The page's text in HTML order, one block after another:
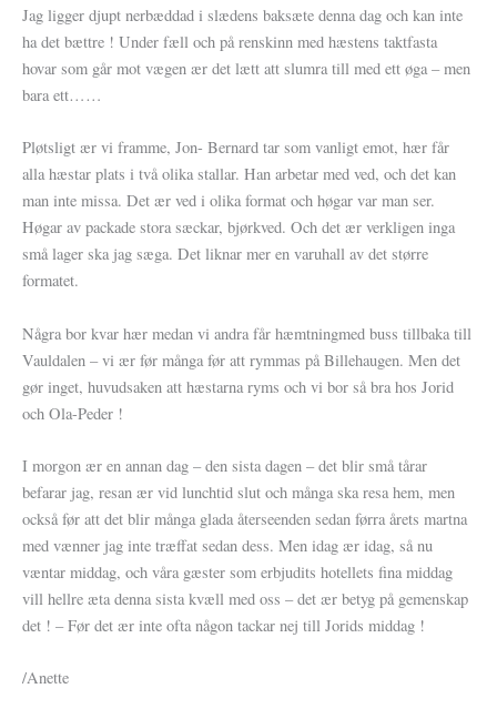
Jag ligger djupt nerbæddad i slædens baksæte denna dag och kan inte
ha det bættre ! Under fæll och på renskinn med hæstens taktfasta
hovar som går mot vægen ær det lætt att slumra till med ett øga – men
bara ett……
Pløtsligt ær vi framme, Jon- Bernard tar som vanligt emot, hær får
alla hæstar plats i två olika stallar. Han arbetar med ved, och det kan
man inte missa. Det ær ved i olika format och høgar var man ser.
Høgar av packade stora sæckar, bjørkved. Och det ær verkligen inga
små lager ska jag sæga. Det liknar mer en varuhall av det større
formatet.
Några bor kvar hær medan vi andra får hæmtningmed buss tillbaka till
Vauldalen – vi ær før många før att rymmas på Billehaugen. Men det
gør inget, huvudsaken att hæstarna ryms och vi bor så bra hos Jorid
och Ola-Peder !
I morgon ær en annan dag – den sista dagen – det blir små tårar
befarar jag, resan ær vid lunchtid slut och många ska resa hem, men
också før att det blir många glada återseenden sedan førra årets martna
med vænner jag inte træffat sedan dess. Men idag ær idag, så nu
væntar middag, och våra gæster som erbjudits hotellets fina middag
vill hellre æta denna sista kvæll med oss – det ær betyg på gemenskap
det ! – Før det ær inte ofta någon tackar nej till Jorids middag !
/Anette